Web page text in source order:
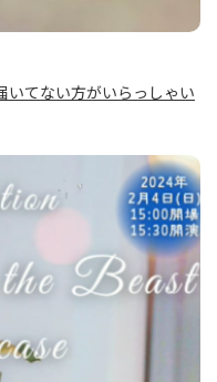
てない方がいらっしゃい